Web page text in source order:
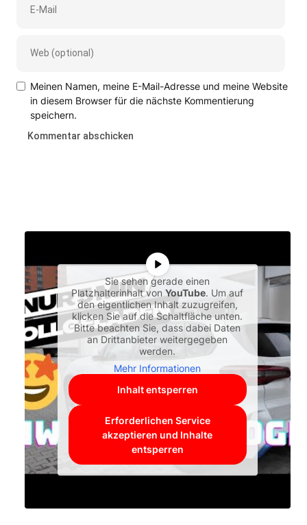
Meinen Namen, meine E-Mail-Adresse und meine Website
in diesem Browser für die nächste Kommentierung
speichern.
Sie sehen gerade einen
Platzhalterinhalt vonYouTube. Um auf
den eigentlichen Inhalt zuzugreifen,
klicken Sie auf die Schaltfläche unten.
Bitte beachten Sie, dass dabei Daten
an Drittanbieter weitergegeben
werden.
Mehr Informationen
Inhalt entsperren
Erforderlichen Service
akzeptieren und Inhalte
entsperren